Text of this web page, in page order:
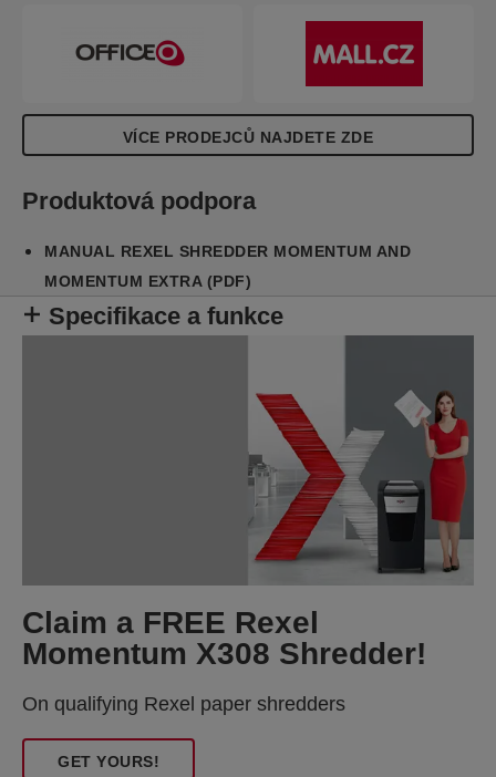
60 litrovému koši a nepřetržitému chodu. Není
třeba nejprve odstraňovat kancelářské sponky a
sešívací drátky; tato skartovačka Rexel bezpečně
prostřednictvím samostatného podávacího otvoru.
VÍCE PRODEJCŮ NAJDETE ZDE
Produktová podpora
MANUAL REXEL SHREDDER MOMENTUM AND
MOMENTUM EXTRA (PDF)
Specifikace a funkce
Claim a FREE Rexel
Momentum X308 Shredder!
On qualifying Rexel paper shredders
GET YOURS!